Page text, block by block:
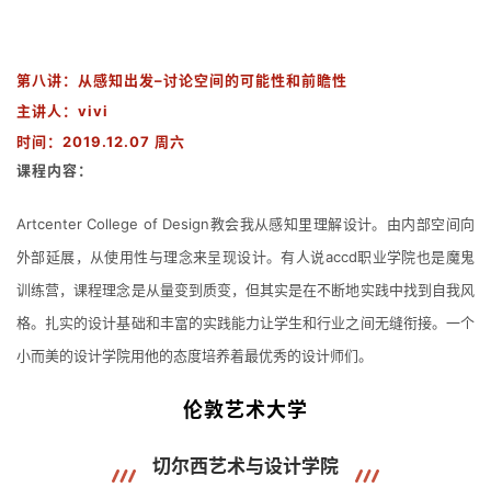
第八讲： 从感知出发–讨论空间的可能性和前瞻性
主讲人：vivi
时间： 2019.12.07 周六
课程内容：
Artcenter College of Design教会我从感知里理解设计。 由内部空间向
外部延展，从使用性与理念来呈现设计。有人说accd职业学院也是魔鬼
训练营，课程理念是从量变到质变，但其实是在不断地实践中找到自我风
格。扎实的设计基础和丰富的实践能力让学生和行业之间无缝衔接。 一个
小而美的设计学院用他的态度培养着最优秀的设计师们。
伦敦艺术大学
切尔西艺术与设计学院